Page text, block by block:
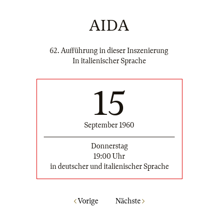
AIDA
62. Aufführung in dieser Inszenierung
In italienischer Sprache
15
September 1960
Donnerstag
19:00 Uhr
in deutscher und italienischer Sprache
Vorige Nächste